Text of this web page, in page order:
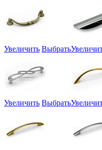
Увеличить Выбрать
Увеличить Выбрать